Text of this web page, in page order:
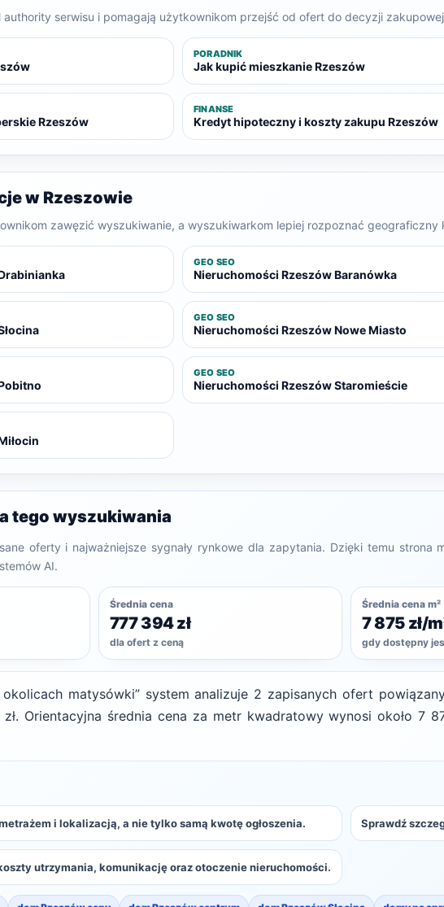
serwisu i pomagają użytkownikom przejść od ofert do decyzji
PORADNIK
Jak kupić mieszkanie Rzeszów
Rzeszów
FINANSE
Kredyt hipoteczny i koszty zakupu Rzeszów
w Rzeszowie
zawęzić wyszukiwanie, a wyszukiwarkom lepiej rozpoznać geograficzny
GEO SEO
Nieruchomości Rzeszów Baranówka
GEO SEO
Nieruchomości Rzeszów Nowe Miasto
GEO SEO
Nieruchomości Rzeszów Staromieście
tego wyszukiwania
oferty i najważniejsze sygnały rynkowe dla zapytania. Dzięki temu strona
AI.
Średnia cena
777 394 zł
dla ofert z ceną
Średnia cena m²
7 875 zł/
gdy dostępny
matysówki” system analizuje 2 zapisanych ofert
Orientacyjna średnia cena za metr kwadratowy wynosi około 7
i lokalizacją, a nie tylko samą kwotę ogłoszenia. Sprawdź
utrzymania, komunikację oraz otoczenie nieruchomości.